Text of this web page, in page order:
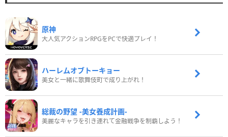
原神
大人気アクションRPGをPCで快適プレイ！
ハーレムオブトーキョー
美女と一緒に歌舞伎町で成り上がれ！
総裁の野望 -美女養成計画-
美麗なキャラを引き連れて金融戦争を制覇しよう！